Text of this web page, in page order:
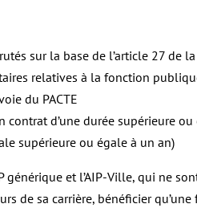
sur la base de l’article 27
relatives à la fonction
du PACTE
contrat d’une durée supérieure
supérieure ou égale à un an)
générique et l’AIP-Ville, qui ne
de sa carrière, bénéficier qu’une